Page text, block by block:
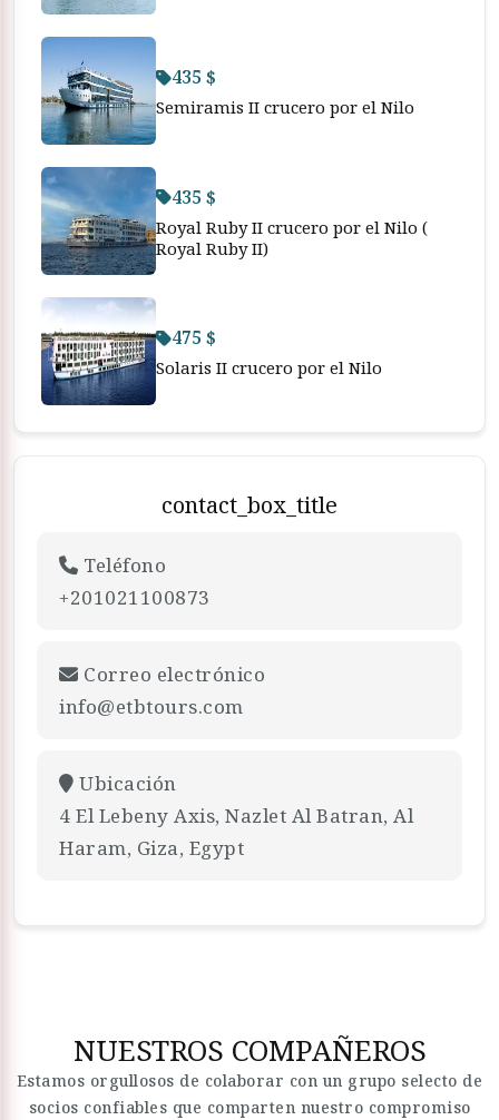
435 $
Semiramis II crucero por el Nilo
435 $
Royal Ruby II crucero por el Nilo (
Royal Ruby II)
475 $
Solaris II crucero por el Nilo
contact_box_title
Teléfono
+201021100873
Correo electrónico
info@etbtours.com
Ubicación
4 El Lebeny Axis, Nazlet Al Batran, Al
Haram, Giza, Egypt
NUESTROS COMPAÑEROS
Estamos orgullosos de colaborar con un grupo selecto de
socios confiables que comparten nuestro compromiso